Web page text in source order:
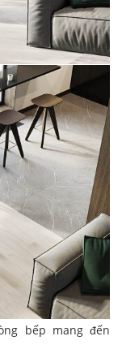
bếp mang đến